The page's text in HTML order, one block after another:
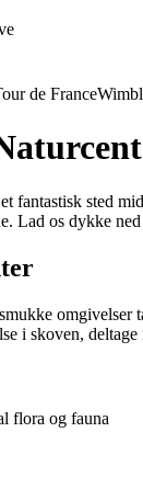
de France
fantastisk sted
Lad os dykke
i skoven,
flora og fauna